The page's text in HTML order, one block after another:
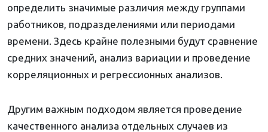
определить значимые различия между группами
работников, подразделениями или периодами
времени. Здесь крайне полезными будут сравнение
средних значений, анализ вариации и проведение
корреляционных и регрессионных анализов.
Другим важным подходом является проведение
качественного анализа отдельных случаев из